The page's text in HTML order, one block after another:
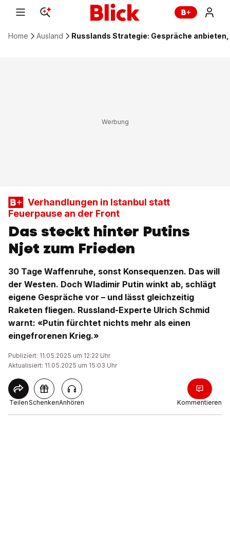
Home Ausland Russlands Strategie: Gespräche
Verhandlungen in Istanbul statt
Feuerpause an der Front
Das steckt hinter Putins
Njet zum Frieden
30 Tage Waffenruhe, sonst Konsequenzen. Das will
der Westen. Doch Wladimir Putin winkt ab, schlägt
eigene Gespräche vor – und lässt gleichzeitig
Raketen fliegen. Russland-Experte Ulrich Schmid
warnt: «Putin fürchtet nichts mehr als einen
eingefrorenen Krieg.»
Publiziert: 11.05.2025 um 12:22 Uhr
Aktualisiert: 11.05.2025 um 15:03 Uhr
TeilenSchenkenAnhören Kommentieren